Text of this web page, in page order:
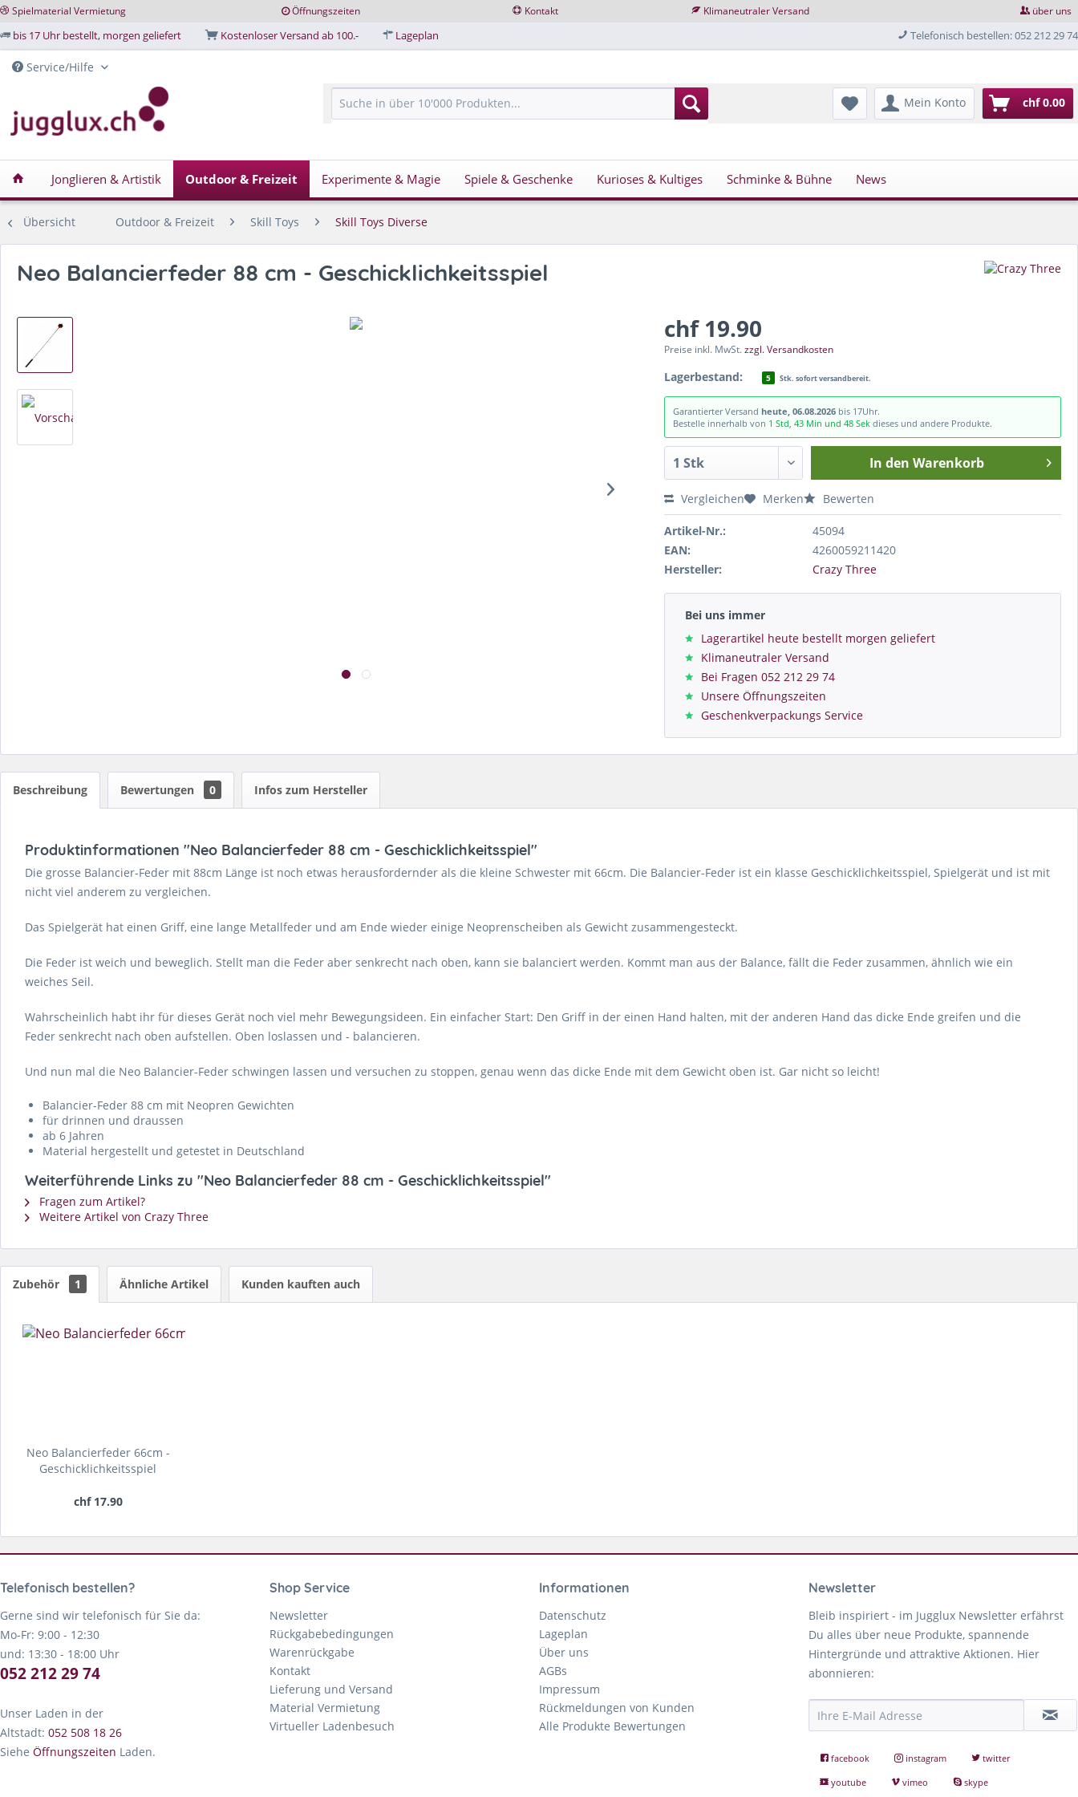
Spielmaterial Vermietung Öffnungszeiten Kontakt Klimaneutraler Versand über uns
bis 17 Uhr bestellt, morgen geliefert Kostenloser Versand ab 100.- Lageplan Telefonisch bestellen: 052 212 29 74
Service/Hilfe
Mein Konto chf 0.00
Jonglieren & Artistik Outdoor & Freizeit Experimente & Magie Spiele & Geschenke Kurioses & Kultiges Schminke & Bühne News
Übersicht Outdoor & Freizeit Skill Toys Skill Toys Diverse
Neo Balancierfeder 88 cm - Geschicklichkeitsspiel
chf 19.90
Preise inkl. MwSt.zzgl. Versandkosten
Lagerbestand: 5 Stk. sofort versandbereit.
Garantierter Versand heute, 06.08.2026 bis 17Uhr.
Bestelle innerhalb von 1 Std, 43 Min und 47 Sek dieses und andere Produkte.
In den Warenkorb
Vergleichen Merken Bewerten
Artikel-Nr.:
45094
EAN:
4260059211420
Hersteller:
Crazy Three
Bei uns immer
Lagerartikel heute bestellt morgen geliefert
Klimaneutraler Versand
Bei Fragen 052 212 29 74
Unsere Öffnungszeiten
Geschenkverpackungs Service
Beschreibung Bewertungen 0 Infos zum Hersteller
Produktinformationen "Neo Balancierfeder 88 cm - Geschicklichkeitsspiel"
Die grosse Balancier-Feder mit 88cm Länge ist noch etwas herausfordernder als die kleine Schwester mit 66cm. Die Balancier-Feder ist ein klasse Geschicklichkeitsspiel, Spielgerät und ist mit
nicht viel anderem zu vergleichen.
Das Spielgerät hat einen Griff, eine lange Metallfeder und am Ende wieder einige Neoprenscheiben als Gewicht zusammengesteckt.
Die Feder ist weich und beweglich. Stellt man die Feder aber senkrecht nach oben, kann sie balanciert werden. Kommt man aus der Balance, fällt die Feder zusammen, ähnlich wie ein
weiches Seil.
Wahrscheinlich habt ihr für dieses Gerät noch viel mehr Bewegungsideen. Ein einfacher Start: Den Griff in der einen Hand halten, mit der anderen Hand das dicke Ende greifen und die
Feder senkrecht nach oben aufstellen. Oben loslassen und - balancieren.
Und nun mal die Neo Balancier-Feder schwingen lassen und versuchen zu stoppen, genau wenn das dicke Ende mit dem Gewicht oben ist. Gar nicht so leicht!
Balancier-Feder 88 cm mit Neopren Gewichten
für drinnen und draussen
ab 6 Jahren
Material hergestellt und getestet in Deutschland
Weiterführende Links zu "Neo Balancierfeder 88 cm - Geschicklichkeitsspiel"
Fragen zum Artikel?
Weitere Artikel von Crazy Three
Zubehör 1 Ähnliche Artikel Kunden kauften auch
Neo Balancierfeder 66cm -
Geschicklichkeitsspiel
chf 17.90
Telefonisch bestellen?
Gerne sind wir telefonisch für Sie da:
Mo-Fr: 9:00 - 12:30
und: 13:30 - 18:00 Uhr
052 212 29 74
Unser Laden in der
Altstadt: 052 508 18 26
Siehe Öffnungszeiten Laden.
Shop Service
Newsletter
Rückgabebedingungen
Warenrückgabe
Kontakt
Lieferung und Versand
Material Vermietung
Virtueller Ladenbesuch
Informationen
Datenschutz
Lageplan
Über uns
AGBs
Impressum
Rückmeldungen von Kunden
Alle Produkte Bewertungen
Newsletter
Bleib inspiriert - im Jugglux Newsletter erfährst
Du alles über neue Produkte, spannende
Hintergründe und attraktive Aktionen. Hier
abonnieren:
facebook instagram
twitter
youtube
vimeo skype